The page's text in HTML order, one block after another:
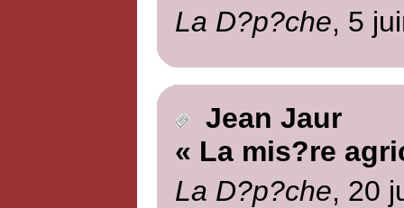
La D?p?che, 5
Jean Jaur
« La mis?re
La D?p?che, 20